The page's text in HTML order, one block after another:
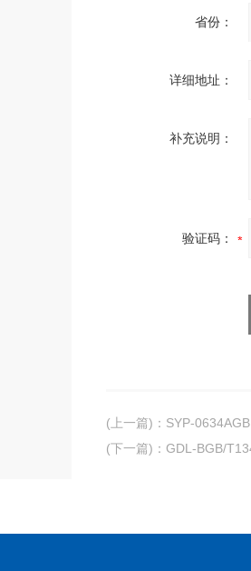
省份：
详细地址：
补充说明：
验证码：
(上一篇) ： SYP-
(下一篇) ： GDL-BGB/